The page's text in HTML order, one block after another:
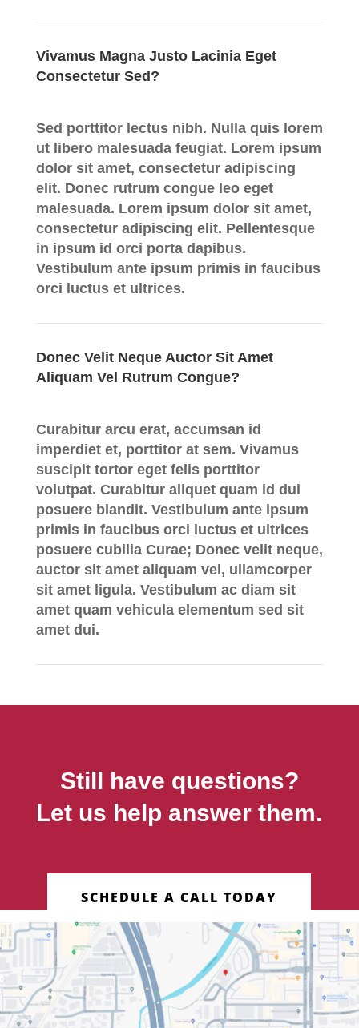
Vivamus Magna Justo Lacinia Eget
Consectetur Sed?
Sed porttitor lectus nibh. Nulla quis lorem
ut libero malesuada feugiat. Lorem ipsum
dolor sit amet, consectetur adipiscing
elit. Donec rutrum congue leo eget
malesuada. Lorem ipsum dolor sit amet,
consectetur adipiscing elit. Pellentesque
in ipsum id orci porta dapibus.
Vestibulum ante ipsum primis in faucibus
orci luctus et ultrices.
Donec Velit Neque Auctor Sit Amet
Aliquam Vel Rutrum Congue?
Curabitur arcu erat, accumsan id
imperdiet et, porttitor at sem. Vivamus
suscipit tortor eget felis porttitor
volutpat. Curabitur aliquet quam id dui
posuere blandit. Vestibulum ante ipsum
primis in faucibus orci luctus et ultrices
posuere cubilia Curae; Donec velit neque,
auctor sit amet aliquam vel, ullamcorper
sit amet ligula. Vestibulum ac diam sit
amet quam vehicula elementum sed sit
amet dui.
Still have questions?
Let us help answer them.
SCHEDULE A CALL TODAY